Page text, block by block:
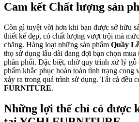
Cam kết Chất lượng sản
Còn gì tuyệt vời hơn khi bạn được sở hữu
thiết kế đẹp, có chất lượng vượt trội mà
chăng. Hàng loạt những sản phẩm Quầy
thọ sử dụng lâu dài đang đợi bạn chọn mua
phân phối. Đặc biệt, nhờ quy trình xử lý gỗ
phẩm khắc phục hoàn toàn tình trạng cong
xảy ra trong quá trình sử dụng. Tất cả đều
FURNITURE.
Những lợi thế chỉ có được